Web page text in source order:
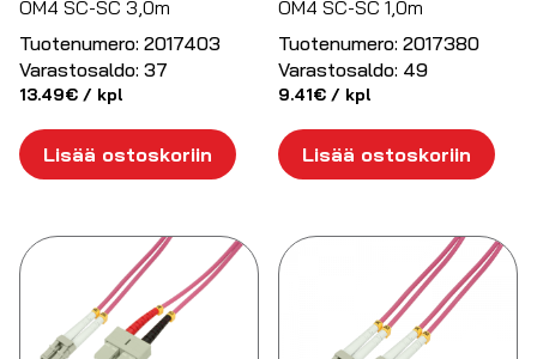
OM4 SC-SC 3,0m
Tuotenumero: 2017403
Varastosaldo: 37
13.49€ / kpl
Lisää ostoskoriin
OM4 SC-SC 1,0m
Tuotenumero: 2017380
Varastosaldo: 49
9.41€ / kpl
Lisää ostoskoriin